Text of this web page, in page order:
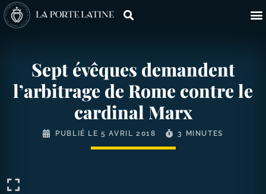
Sept évêques demandent
l’arbitrage de Rome contre le
cardinal Marx
PUBLIÉ LE5 AVRIL 2018 3 MINUTES